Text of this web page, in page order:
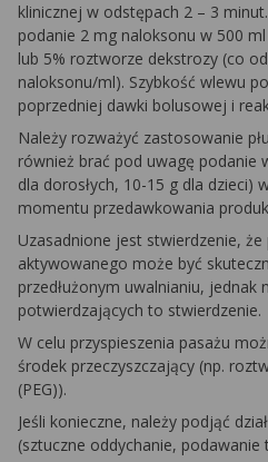
klinicznej w odstępach 2 – 3
podanie 2 mg naloksonu w 500
lub 5% roztworze dekstrozy (co
naloksonu/ml). Szybkość wlewu
poprzedniej dawki bolusowej i
Należy rozważyć zastosowanie
również brać pod uwagę podanie
dla dorosłych, 10-15 g dla dzieci)
momentu przedawkowania
Uzasadnione jest stwierdzenie,
aktywowanego może być
przedłużonym uwalnianiu, jednak
potwierdzających to stwierdzenie.
W celu przyspieszenia pasażu
środek przeczyszczający (np.
(PEG)).
Jeśli konieczne, należy podjąć
(sztuczne oddychanie,